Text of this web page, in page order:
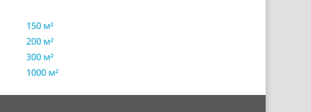
150 м²
200 м²
300 м²
1000 м²